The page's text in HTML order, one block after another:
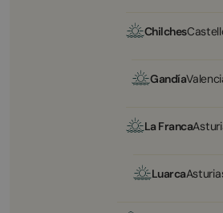
Chilches
Gandía
La Franca
Luarca